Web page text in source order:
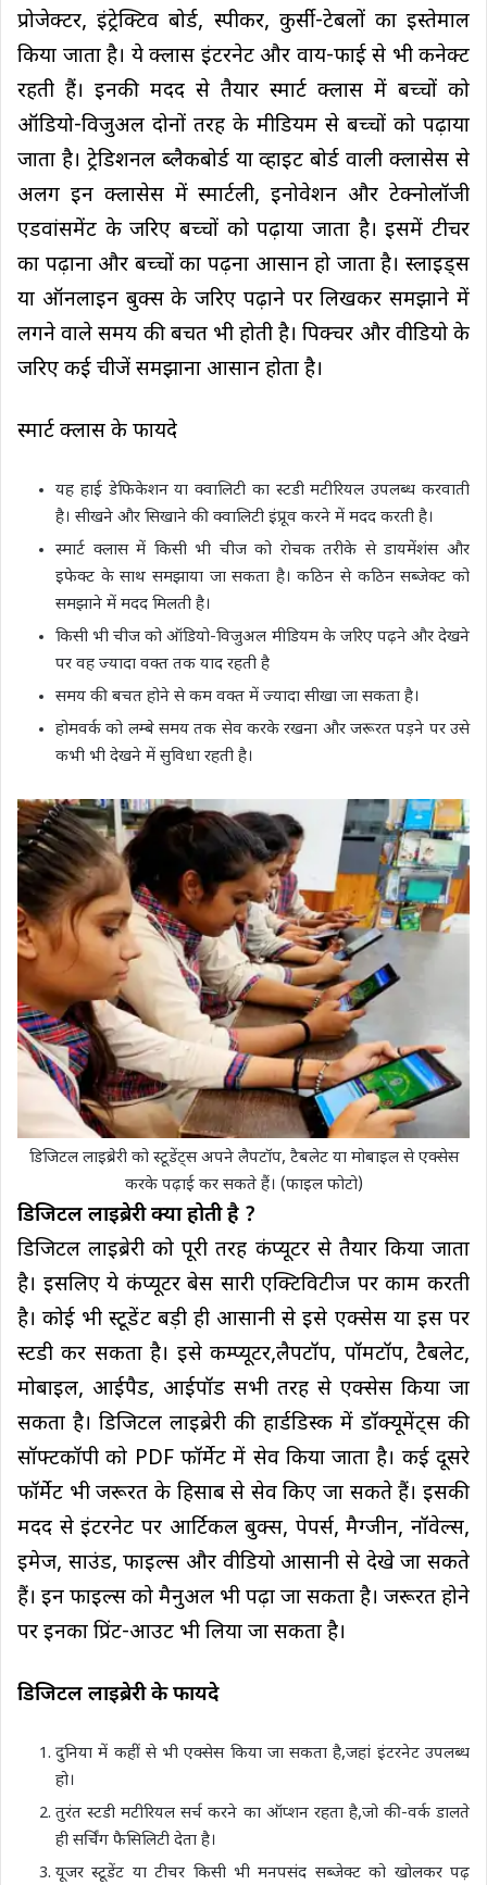
प्रोजेक्टर, इंट्रेक्टिव बोर्ड, स्पीकर, कुर्सी-टेबलों का इस्तेमाल
किया जाता है। ये क्लास इंटरनेट और वाय-फाई से भी कनेक्ट
रहती हैं। इनकी मदद से तैयार स्मार्ट क्लास में बच्चों को
ऑडियो-विजुअल दोनों तरह के मीडियम से बच्चों को पढ़ाया
जाता है। ट्रेडिशनल ब्लैकबोर्ड या व्हाइट बोर्ड वाली क्लासेस से
अलग इन क्लासेस में स्मार्टली, इनोवेशन और टेक्नोलॉजी
एडवांसमेंट के जरिए बच्चों को पढ़ाया जाता है। इसमें टीचर
का पढ़ाना और बच्चों का पढ़ना आसान हो जाता है। स्लाइड्स
या ऑनलाइन बुक्स के जरिए पढ़ाने पर लिखकर समझाने में
लगने वाले समय की बचत भी होती है। पिक्चर और वीडियो के
जरिए कई चीजें समझाना आसान होता है।
स्मार्ट क्लास के फायदे
यह हाई डेफिकेशन या क्वालिटी का स्टडी मटीरियल उपलब्ध करवाती
है। सीखने और सिखाने की क्वालिटी इंप्रूव करने में मदद करती है।
स्मार्ट क्लास में किसी भी चीज को रोचक तरीके से डायमेंशंस और
इफेक्ट के साथ समझाया जा सकता है। कठिन से कठिन सब्जेक्ट को
समझाने में मदद मिलती है।
किसी भी चीज को ऑडियो-विजुअल मीडियम के जरिए पढ़ने और देखने
पर वह ज्यादा वक्त तक याद रहती है
समय की बचत होने से कम वक्त में ज्यादा सीखा जा सकता है।
होमवर्क को लम्बे समय तक सेव करके रखना और जरूरत पड़ने पर उसे
कभी भी देखने में सुविधा रहती है।
डिजिटल लाइब्रेरी को स्टूडेंट्स अपने लैपटॉप, टैबलेट या मोबाइल से एक्सेस
करके पढ़ाई कर सकते हैं। (फाइल फोटो)
डिजिटल लाइब्रेरी क्या होती है ?
डिजिटल लाइब्रेरी को पूरी तरह कंप्यूटर से तैयार किया जाता
है। इसलिए ये कंप्यूटर बेस सारी एक्टिविटीज पर काम करती
है। कोई भी स्टूडेंट बड़ी ही आसानी से इसे एक्सेस या इस पर
स्टडी कर सकता है। इसे कम्प्यूटर,लैपटॉप, पॉमटॉप, टैबलेट,
मोबाइल, आईपैड, आईपॉड सभी तरह से एक्सेस किया जा
सकता है। डिजिटल लाइब्रेरी की हार्डडिस्क में डॉक्यूमेंट्स की
सॉफ्टकॉपी को PDF फॉर्मेट में सेव किया जाता है। कई दूसरे
फॉर्मेट भी जरूरत के हिसाब से सेव किए जा सकते हैं। इसकी
मदद से इंटरनेट पर आर्टिकल बुक्स, पेपर्स, मैग्जीन, नॉवेल्स,
इमेज, साउंड, फाइल्स और वीडियो आसानी से देखे जा सकते
हैं। इन फाइल्स को मैनुअल भी पढ़ा जा सकता है। जरूरत होने
पर इनका प्रिंट-आउट भी लिया जा सकता है।
डिजिटल लाइब्रेरी के फायदे
दुनिया में कहीं से भी एक्सेस किया जा सकता है,जहां इंटरनेट उपलब्ध
हो।
तुरंत स्टडी मटीरियल सर्च करने का ऑप्शन रहता है,जो की-वर्क डालते
ही सर्चिंग फैसिलिटी देता है।
यूजर स्टूडेंट या टीचर किसी भी मनपसंद सब्जेक्ट को खोलकर पढ़